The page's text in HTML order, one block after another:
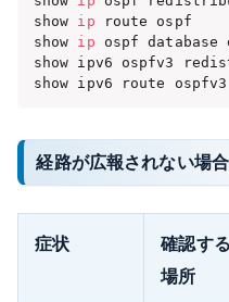
show ip route ospf
show ip ospf database
show ipv6 ospfv3
show ipv6 route ospfv3
経路が広報されない場
症状
確認する
場所